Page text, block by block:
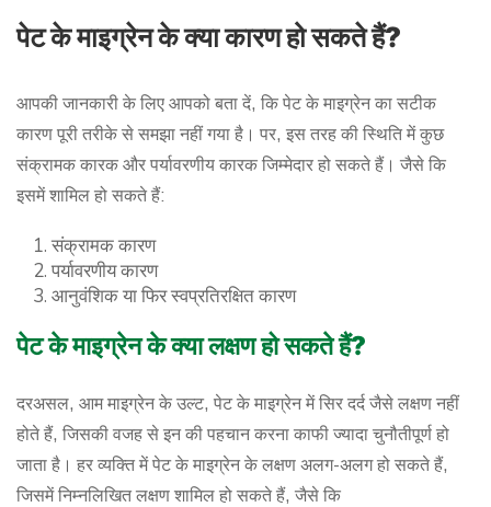
पेट के माइग्रेन के क्या कारण हो सकते हैं?
आपकी जानकारी के लिए आपको बता दें, कि पेट के माइग्रेन का सटीक
कारण पूरी तरीके से समझा नहीं गया है। पर, इस तरह की स्थिति में कुछ
संक्रामक कारक और पर्यावरणीय कारक जिम्मेदार हो सकते हैं। जैसे कि
इसमें शामिल हो सकते हैं:
संक्रामक कारण
पर्यावरणीय कारण
आनुवंशिक या फिर स्वप्रतिरक्षित कारण
पेट के माइग्रेन के क्या लक्षण हो सकते हैं?
दरअसल, आम माइग्रेन के उल्ट, पेट के माइग्रेन में सिर दर्द जैसे लक्षण नहीं
होते हैं, जिसकी वजह से इन की पहचान करना काफी ज्यादा चुनौतीपूर्ण हो
जाता है। हर व्यक्ति में पेट के माइग्रेन के लक्षण अलग-अलग हो सकते हैं,
जिसमें निम्नलिखित लक्षण शामिल हो सकते हैं, जैसे कि